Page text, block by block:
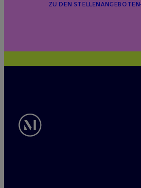
ZU DEN STELLENANGEBOTEN